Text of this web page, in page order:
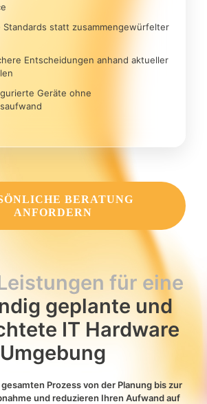
Standards statt zusammengewürfelter
Entscheidungen anhand aktueller
Geräte ohne
BERATUNG
ANFORDERN
für eine
geplante und
IT Hardware
Umgebung
Prozess von der Planung bis zur
und reduzieren Ihren Aufwand auf